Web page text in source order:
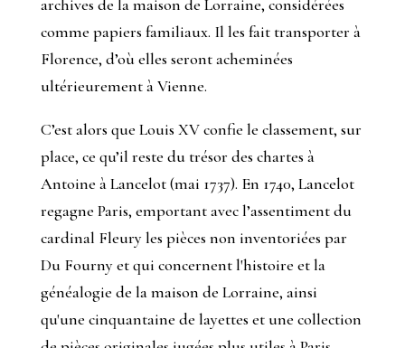
archives de la maison de Lorraine, considérées
comme papiers familiaux. Il les fait transporter à
Florence, d’où elles seront acheminées
ultérieurement à Vienne.
C’est alors que Louis XV confie le classement, sur
place, ce qu’il reste du trésor des chartes à
Antoine à Lancelot (mai 1737). En 1740, Lancelot
regagne Paris, emportant avec l’assentiment du
cardinal Fleury les pièces non inventoriées par
Du Fourny et qui concernent l'histoire et la
généalogie de la maison de Lorraine, ainsi
qu'une cinquantaine de layettes et une collection